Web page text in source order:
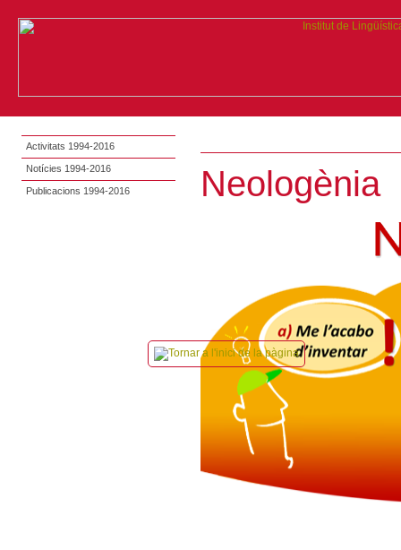
Activitats 1994-2016
Notícies 1994-2016
Publicacions 1994-2016 Neologènia